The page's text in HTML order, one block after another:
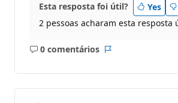
Esta resposta foi útil? Yes
2 pessoas acharam esta resposta
0 comentários
Sem